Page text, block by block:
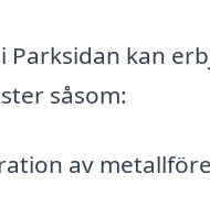
Parksidan kan
såsom:
av